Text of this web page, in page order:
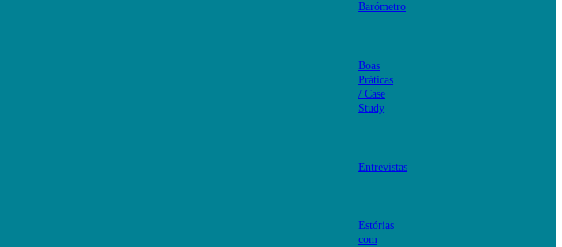
Barómetro
Boas
Práticas
/ Case
Study
Entrevistas
Estórias
com